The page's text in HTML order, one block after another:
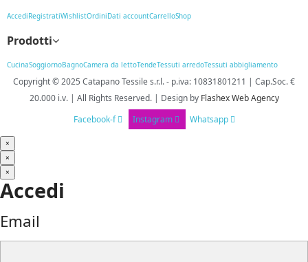
AccediRegistratiWishlistOrdiniDati accountCarrelloShop
Prodotti
CucinaSoggiornoBagnoCamera da lettoTendeTessuti arredoTessuti abbigliamento
Copyright © 2025 Catapano Tessile s.r.l.- p.iva: 10831801211 | Cap.Soc. €
20.000 i.v. | All Rights Reserved. | Designby Flashex Web Agency
Facebook-f
Instagram Whatsapp
×
×
×
Accedi
Email